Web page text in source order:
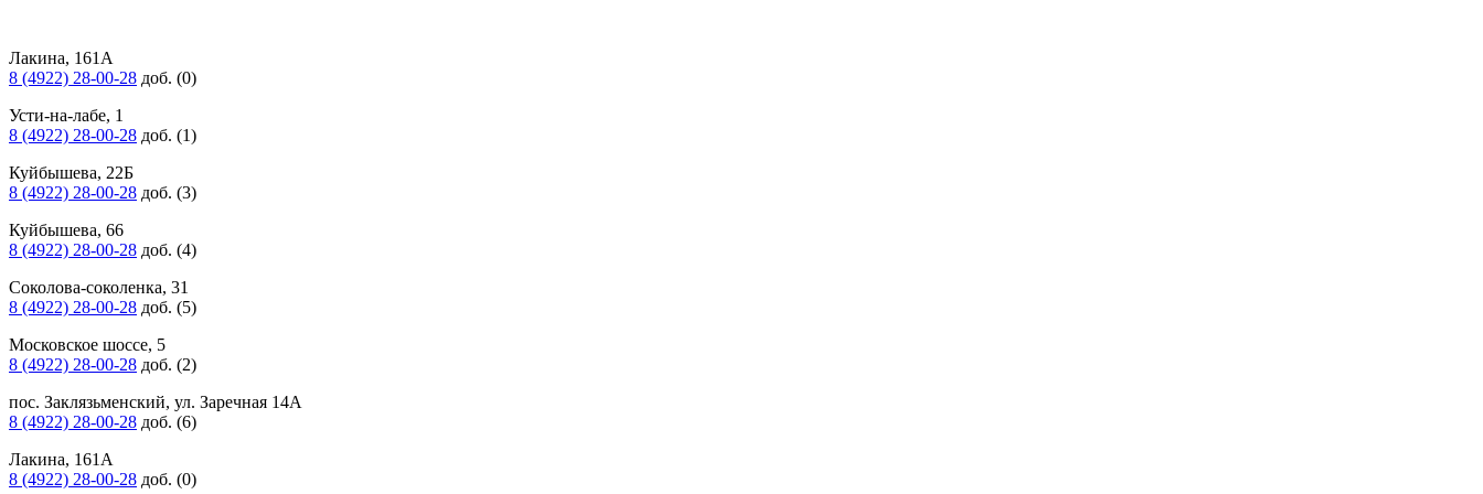
Лакина, 161А
8 (4922) 28-00-28 доб. (0)
Усти-на-лабе, 1
8 (4922) 28-00-28 доб. (1)
Куйбышева, 22Б
8 (4922) 28-00-28 доб. (3)
Куйбышева, 66
8 (4922) 28-00-28 доб. (4)
Соколова-соколенка, 31
8 (4922) 28-00-28 доб. (5)
Московское шоссе, 5
8 (4922) 28-00-28 доб. (2)
пос. Заклязьменский, ул. Заречная 14А
8 (4922) 28-00-28 доб. (6)
Лакина, 161А
8 (4922) 28-00-28 доб. (0)